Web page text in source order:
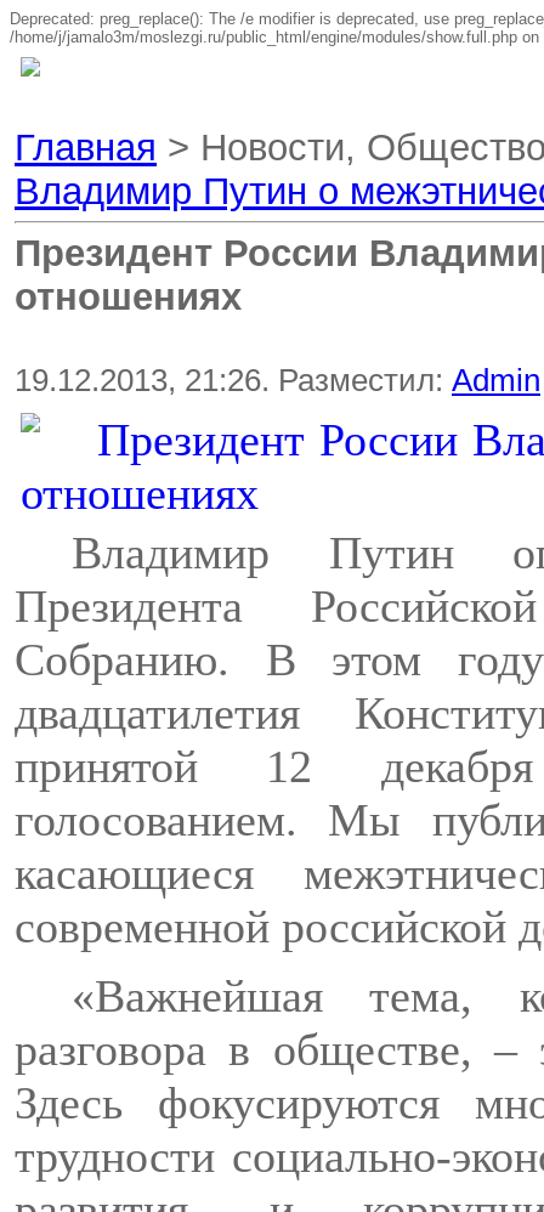
Deprecated: preg_replace(): The /e modifier is deprecated, use
/home/j/jamalo3m/moslezgi.ru/public_html/engine/modules/show.full.php on
Главная > Новости,
Владимир Путин о
Президент России
отношениях
19.12.2013, 21:26. Разместил: Admin
Владимир Путин
Президента
Собранию. В этом
двадцатилетия
принятой 12
голосованием. Мы
касающиеся
современной российской
«Важнейшая тема,
разговора в обществе,
Здесь фокусируются
трудности социально-